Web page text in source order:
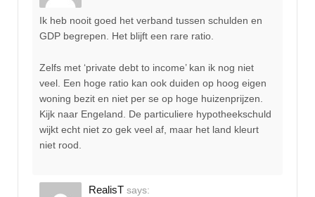
Ik heb nooit goed het verband tussen schulden en
GDP begrepen. Het blijft een rare ratio.
Zelfs met ‘private debt to income’ kan ik nog niet
veel. Een hoge ratio kan ook duiden op hoog eigen
woning bezit en niet per se op hoge huizenprijzen.
Kijk naar Engeland. De particuliere hypotheekschuld
wijkt echt niet zo gek veel af, maar het land kleurt
niet rood.
RealisT says: